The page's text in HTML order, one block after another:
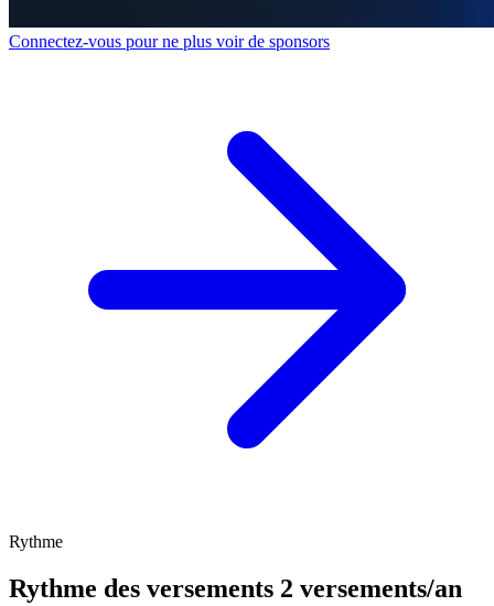
Connectez-vous pour ne plus voir de sponsors
Rythme
Rythme des versements 2 versements/an